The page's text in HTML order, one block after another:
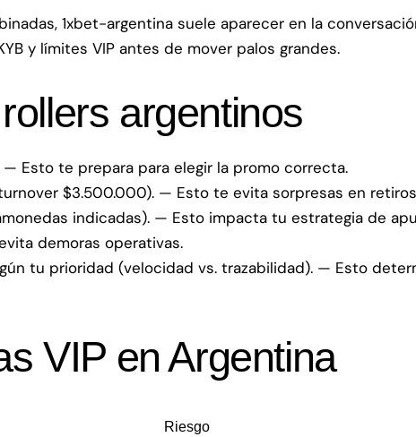
1xbet-argentina suele aparecer en la
y límites VIP antes de mover palos grandes.
argentinos
Esto te prepara para elegir la promo correcta.
$3.500.000). — Esto te evita sorpresas en
indicadas). — Esto impacta tu estrategia de
demoras operativas.
tu prioridad (velocidad vs. trazabilidad). — Esto
VIP en Argentina
Riesgo